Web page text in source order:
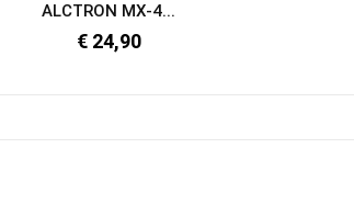
ALCTRON MX-4...
€ 24,90